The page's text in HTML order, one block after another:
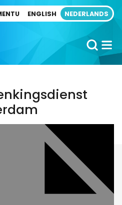
ENGLISH NEDERLANDS